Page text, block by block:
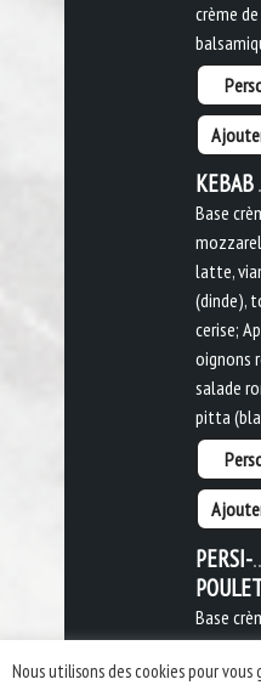
crème
KEBAB
Base
latte,
(dinde),
cerise;
oignons
salade
pitta
PERSI-
Base
Nous utilisons des cookies pour